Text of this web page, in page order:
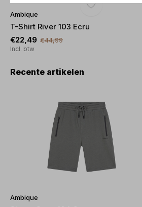
Ambique
T-Shirt River 103 Ecru
€22,49 €44,99
Incl. btw
Recente artikelen
Ambique